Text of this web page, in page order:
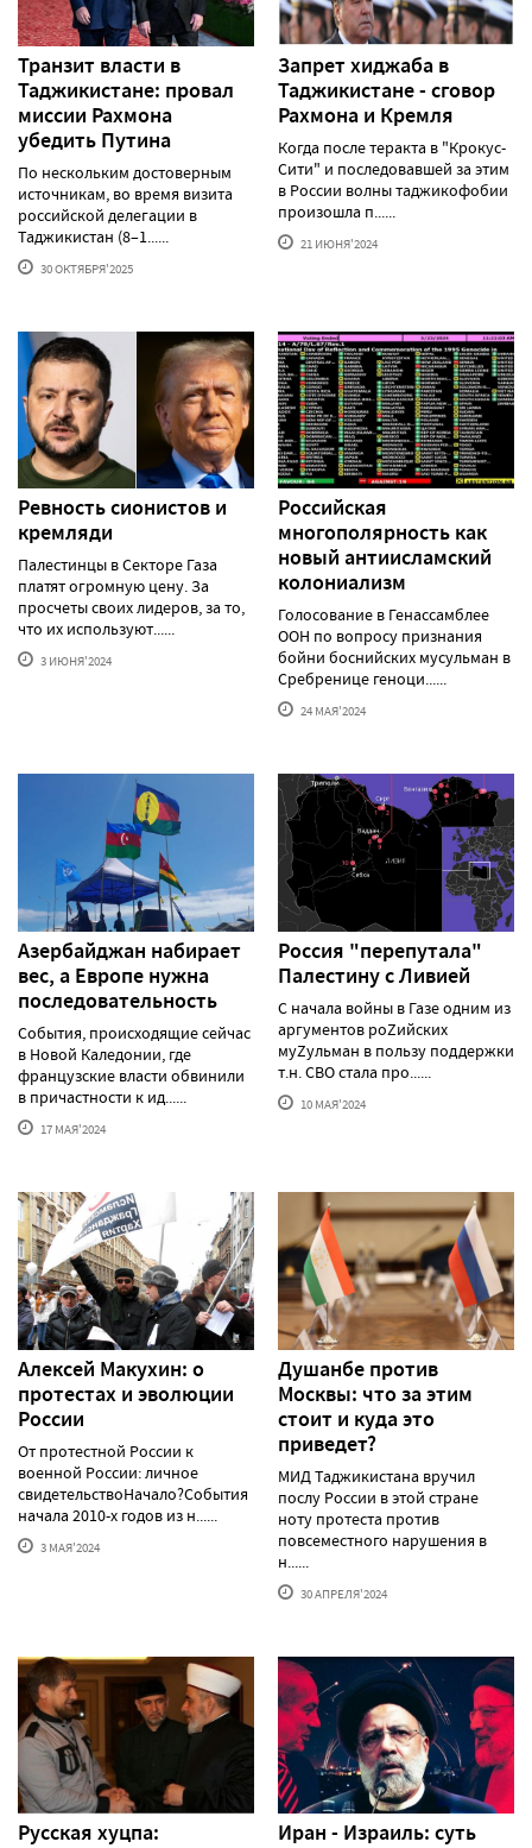
Транзит власти в
Таджикистане: провал
миссии Рахмона
убедить Путина
По нескольким достоверным
источникам, во время визита
российской делегации в
Таджикистан (8–1......
30 ОКТЯБРЯ'2025
Запрет хиджаба в
Таджикистане - сговор
Рахмона и Кремля
Когда после теракта в "Крокус-
Сити" и последовавшей за этим
в России волны таджикофобии
произошла п......
21 ИЮНЯ'2024
Ревность сионистов и
кремляди
Палестинцы в Секторе Газа
платят огромную цену. За
просчеты своих лидеров, за то,
что их используют......
3 ИЮНЯ'2024
Российская
многополярность как
новый антиисламский
колониализм
Голосование в Генассамблее
ООН по вопросу признания
бойни боснийских мусульман в
Сребренице геноци......
24 МАЯ'2024
Азербайджан набирает
вес, а Европе нужна
последовательность
События, происходящие сейчас
в Новой Каледонии, где
французские власти обвинили
в причастности к ид......
17 МАЯ'2024
Россия "перепутала"
Палестину с Ливией
С начала войны в Газе одним из
аргументов роZийских
муZульман в пользу поддержки
т.н. СВО стала про......
10 МАЯ'2024
Алексей Макуxин: о
протестаx и эволюции
России
От протестной России к
военной России: личное
свидетельствоНачало?События
начала 2010-х годов из н......
3 МАЯ'2024
Душанбе против
Москвы: что за этим
стоит и куда это
приведет?
МИД Таджикистана вручил
послу России в этой стране
ноту протеста против
повсеместного нарушения в
н......
30 АПРЕЛЯ'2024
Русская хуцпа:
Иран - Израиль: суть